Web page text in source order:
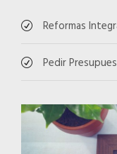
Reformas
Pedir